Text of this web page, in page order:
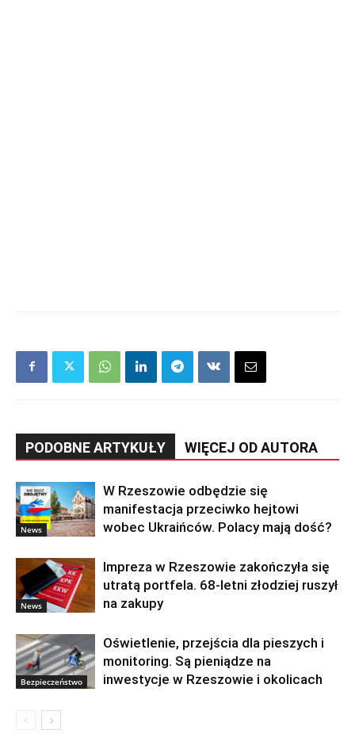
PODOBNE ARTYKUŁY WIĘCEJ OD AUTORA
News
W Rzeszowie odbędzie się
manifestacja przeciwko hejtowi
wobec Ukraińców. Polacy mają dość?
News
Impreza w Rzeszowie zakończyła się
utratą portfela. 68-letni złodziej ruszył
na zakupy
Bezpieczeństwo
Oświetlenie, przejścia dla pieszych i
monitoring. Są pieniądze na
inwestycje w Rzeszowie i okolicach